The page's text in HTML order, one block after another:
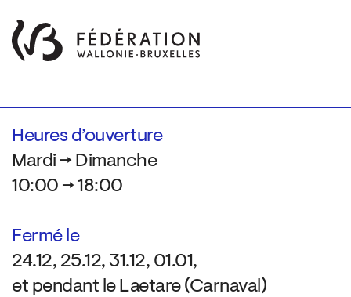
Heures d’ouverture
Mardi → Dimanche
10:00 → 18:00
Fermé le
24.12, 25.12, 31.12, 01.01,
et pendant le Laetare (Carnaval)